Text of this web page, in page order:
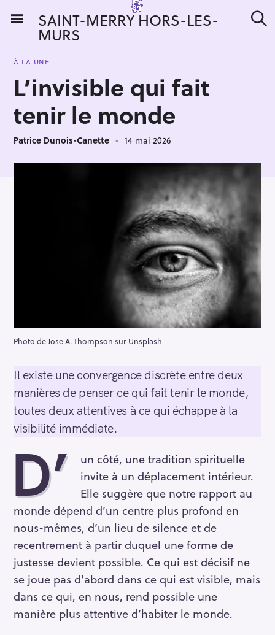
i
SAINT-MERRY HORS-LES-
MURS e
À LA UNE
L’invisible qui fait
tenir le monde
Patrice Dunois-Canette 14 mai 2026
Photo de Jose A. Thompson sur Unsplash
Il existe une convergence discrète entre deux
manières de penser ce qui fait tenir le monde,
toutes deux attentives à ce qui échappe à la
visibilité immédiate.
D’
un côté, une tradition spirituelle
invite à un déplacement intérieur.
Elle suggère que notre rapport au
monde dépend d’un centre plus profond en
nous-mêmes, d’un lieu de silence et de
recentrement à partir duquel une forme de
justesse devient possible. Ce qui est décisif ne
se joue pas d’abord dans ce qui est visible, mais
dans ce qui, en nous, rend possible une
manière plus attentive d’habiter le monde.